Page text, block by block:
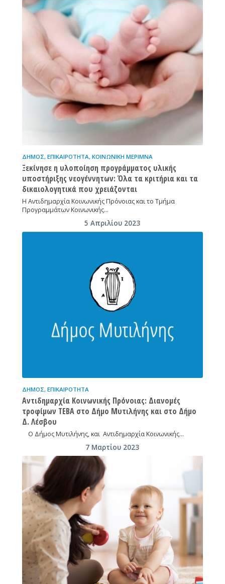
ΔΉΜΟΣ, ΕΠΙΚΑΙΡΌΤΗΤΑ, ΚΟΙΝΩΝΙΚΉ ΜΈΡΙΜΝΑ
Ξεκίνησε η υλοποίηση προγράμματος υλικής
υποστήριξης νεογέννητων: Όλα τα κριτήρια και τα
δικαιολογητικά που χρειάζονται
Η Αντιδημαρχία Κοινωνικής Πρόνοιας και το Τμήμα
Προγραμμάτων Κοινωνικής…
5 Απριλίου 2023
ΔΉΜΟΣ, ΕΠΙΚΑΙΡΌΤΗΤΑ
Αντιδημαρχία Κοινωνικής Πρόνοιας: Διανομές
τροφίμων TEBA στο Δήμο Μυτιλήνης και στο Δήμο
Δ. Λέσβου
Ο Δήμος Μυτιλήνης, και Αντιδημαρχία Κοινωνικής…
7 Μαρτίου 2023